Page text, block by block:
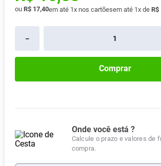
ou R$ 17,40em até 1x nos cartõesem até 1x de R$
－
Comprar
Onde você está ?
Calcule o prazo e valores de
compra.